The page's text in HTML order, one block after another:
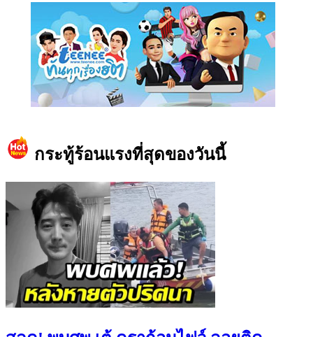
กระทู้ร้อนแรงที่สุดของวันนี้